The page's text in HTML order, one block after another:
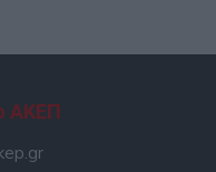
ΑΚΕΠ